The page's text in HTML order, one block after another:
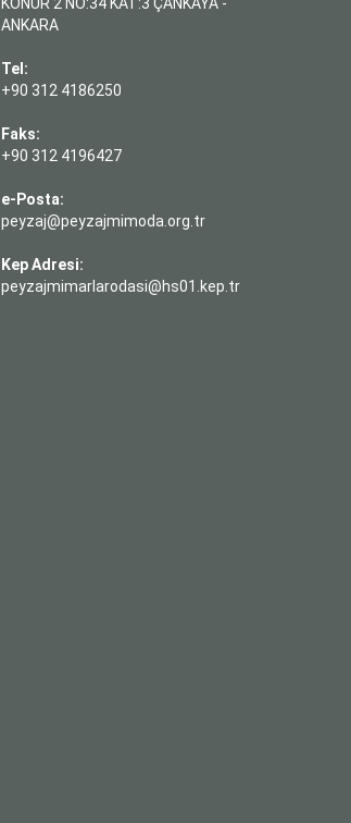
ANKARA
Tel:
+90 312 4186250
Faks:
+90 312 4196427
e-Posta:
peyzaj@peyzajmimoda.org.tr
Kep Adresi:
peyzajmimarlarodasi@hs01.kep.tr